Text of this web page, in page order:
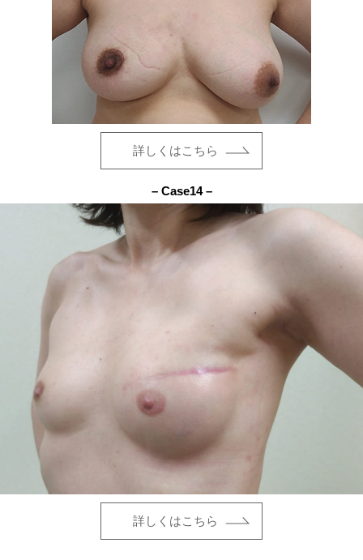
詳しくはこちら
– Case14 –
詳しくはこちら